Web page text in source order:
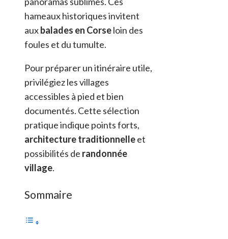
hameaux historiques invitent
auxbalades en Corseloin des
foules et du tumulte.
Pour préparer un itinéraire utile,
privilégiez les villages
accessibles à pied et bien
documentés. Cette sélection
pratique indique points forts,
architecture traditionnelleet
possibilités de randonnée
village.
Sommaire